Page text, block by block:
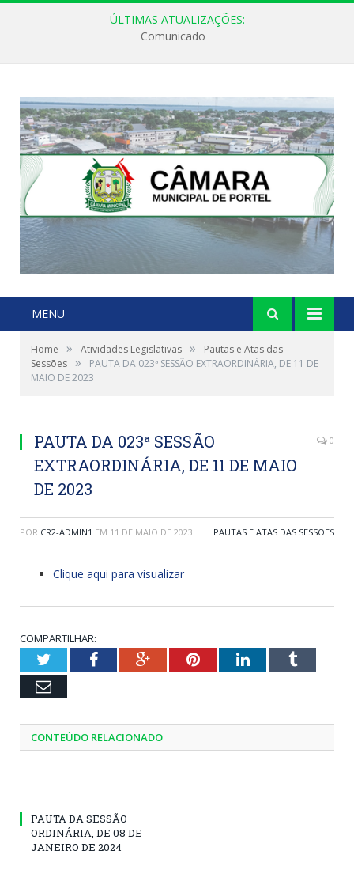
ÚLTIMAS ATUALIZAÇÕES:
Comunicado
MENU
Home » Atividades Legislativas »
Pautas e Atas das
Sessões »
PAUTA DA 023ª SESSÃO EXTRAORDINÁRIA, DE 11 DE
MAIO DE 2023
PAUTA DA 023ª SESSÃO
EXTRAORDINÁRIA, DE 11 DE MAIO
DE 2023
0
POR CR2-ADMIN1 EM 11 DE MAIO DE 2023 PAUTAS E ATAS DAS SESSÕES
Clique aqui para visualizar
COMPARTILHAR:
TwitterFacebookGoogle+PinterestLinkedInTumblr
Email
CONTEÚDO RELACIONADO
PAUTA DA SESSÃO
ORDINÁRIA, DE 08 DE
JANEIRO DE 2024